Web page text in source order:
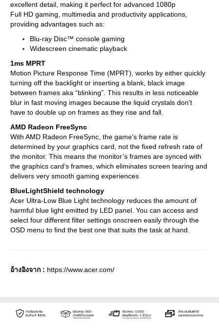
excellent detail, making it perfect for advanced 1080p
Full HD gaming, multimedia and productivity applications,
providing advantages such as:
Blu-ray Disc™ console gaming
Widescreen cinematic playback
1ms MPRT
Motion Picture Response Time (MPRT), works by either quickly
turning off the backlight or inserting a blank, black image
between frames aka “blinking”. This results in less noticeable
blur in fast moving images because the liquid crystals don't
have to double up on frames as they rise and fall.
AMD Radeon FreeSync
With AMD Radeon FreeSync, the game’s frame rate is
determined by your graphics card, not the fixed refresh rate of
the monitor. This means the monitor’s frames are synced with
the graphics card’s frames, which eliminates screen tearing and
delivers very smooth gaming experiences
BlueLightShield technology
Acer Ultra-Low Blue Light technology reduces the amount of
harmful blue light emitted by LED panel. You can access and
select four different filter settings onscreen easily through the
OSD menu to find the best one that suits the task at hand.
อ้างอิงจาก : https://www.acer.com/